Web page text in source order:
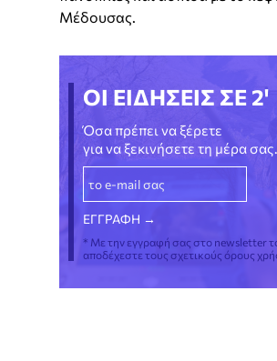
Μέδουσας.
ΟΙ ΕΙΔΗΣΕΙΣ ΣΕ 2'
Όσα πρέπει να ξέρετε
για να ξεκινήσετε τη μέρα σας.
* Με την εγγραφή σας στο newsletter
αποδέχεστε τους σχετικούς όρους